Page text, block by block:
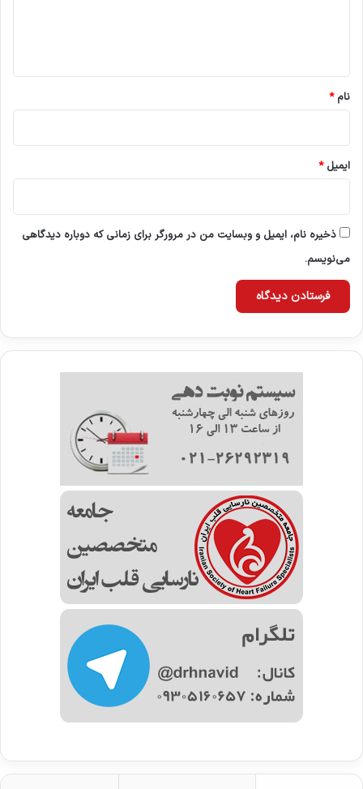
نام*
ایمیل*
ذخیره نام، ایمیل و وبسایت من در مرورگر برای زمانی که دوباره دیدگاهی
می‌نویسم.